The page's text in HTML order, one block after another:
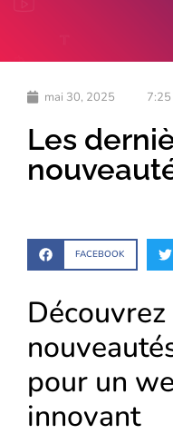
mai 30, 2025
Les
FACEBOOK
pour un
innovant